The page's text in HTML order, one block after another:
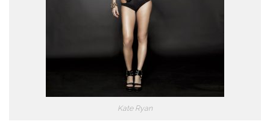
Kate Ryan